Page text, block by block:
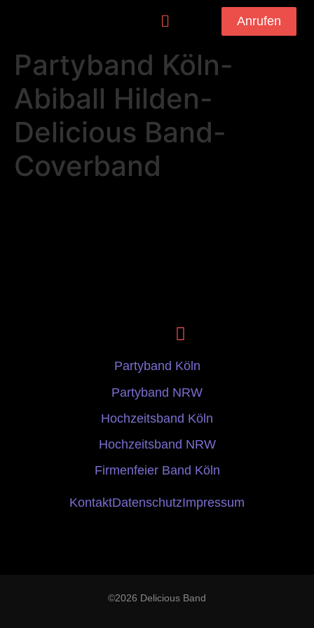
Anrufen
Partyband Köln-
Abiball Hilden-
Delicious Band-
Coverband
Partyband Köln
Partyband NRW
Hochzeitsband Köln
Hochzeitsband NRW
Firmenfeier Band Köln
KontaktDatenschutzImpressum
©2026 Delicious Band